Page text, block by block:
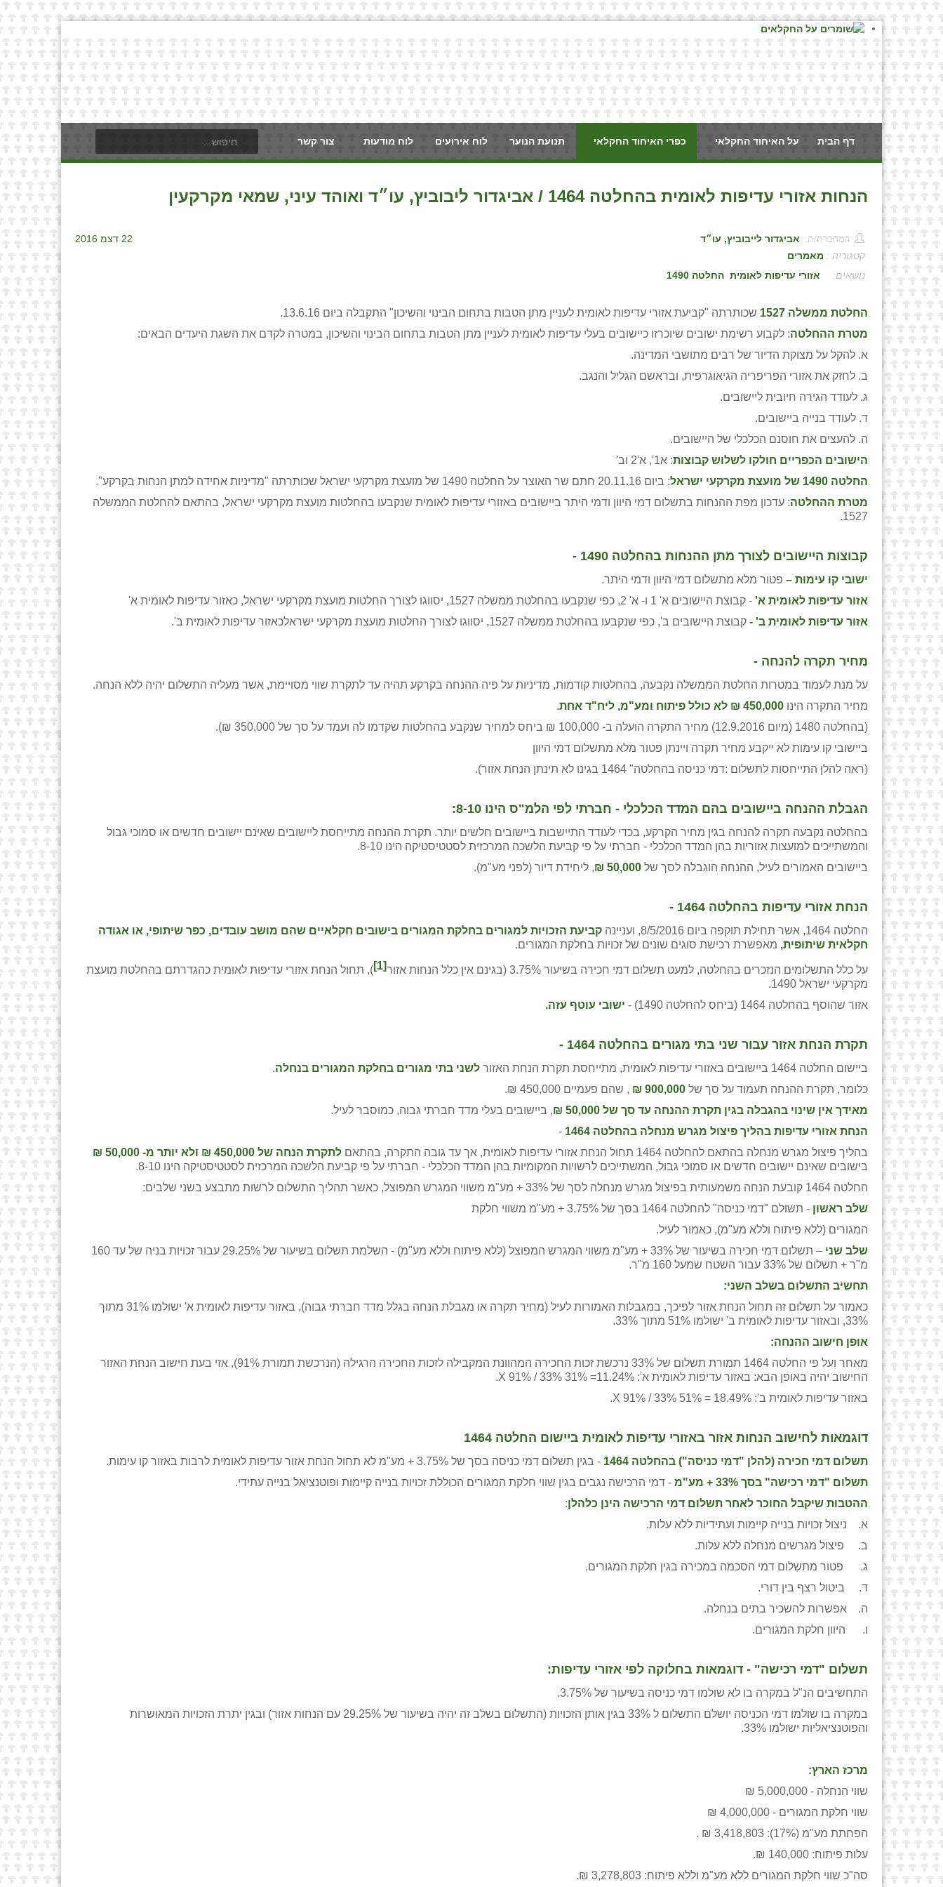
דף הבית על האיחוד החקלאי כפרי האיחוד החקלאי תנועת הנוער לוח אירועים לוח מודעות צור קשר
הנחות אזורי עדיפות לאומית בהחלטה 1464 / אביגדור ליבוביץ, עו״ד ואוהד עיני, שמאי מקרקעין
22 דצמ 2016 המחברת/ת: אביגדור לייבוביץ, עו״ד
קטגוריה : מאמרים
:
אזורי עדיפות לאומית החלטה 1490
החלטת ממשלה 1527
שכותרתה "קביעת אזורי עדיפות לאומית לעניין מתן הטבות בתחום הבינוי והשיכון" התקבלה ביום 13.6.16.
מטרת ההחלטה: לקבוע רשימת ישובים שיוכרזו כיישובים בעלי עדיפות לאומית לעניין מתן הטבות בתחום הבינוי והשיכון, במטרה לקדם את השגת היעדים הבאים:
א. להקל על מצוקת הדיור של רבים מתושבי המדינה.
ב. לחזק את אזורי הפריפריה הגיאוגרפית, ובראשם הגליל והנגב.
ג. לעודד הגירה חיובית ליישובים.
ד. לעודד בנייה ביישובים.
ה. להעצים את חוסנם הכלכלי של היישובים.
הישובים הכפריים חולקו לשלוש קבוצות: א1', א'2 וב'
החלטה 1490 של מועצת מקרקעי ישראל
: ביום 20.11.16 חתם שר האוצר על החלטה 1490 של מועצת מקרקעי ישראל שכותרתה "מדיניות אחידה למתן הנחות בקרקע".
מטרת ההחלטה: עדכון מפת ההנחות בתשלום דמי היוון ודמי היתר ביישובים באזורי עדיפות לאומית שנקבעו בהחלטות מועצת מקרקעי ישראל, בהתאם להחלטת הממשלה
1527.
קבוצות היישובים לצורך מתן ההנחות בהחלטה 1490 -
ישובי קו עימות – פטור מלא מתשלום דמי היוון ודמי היתר.
אזור עדיפות לאומית א' - קבוצת היישובים א' 1 ו- א' 2, כפי שנקבעו בהחלטת ממשלה 1527, יסווגו לצורך החלטות מועצת מקרקעי ישראל, כאזור עדיפות לאומית א'
אזור עדיפות לאומית ב' - קבוצת היישובים ב', כפי שנקבעו בהחלטת ממשלה 1527, יסווגו לצורך החלטות מועצת מקרקעי ישראלכאזור עדיפות לאומית ב'.
מחיר תקרה להנחה -
על מנת לעמוד במטרות החלטת הממשלה נקבעה, בהחלטות קודמות, מדיניות על פיה ההנחה בקרקע תהיה עד לתקרת שווי מסויימת, אשר מעליה התשלום יהיה ללא הנחה.
מחיר התקרה הינו 450,000 ₪ לא כולל פיתוח ומע"מ, ליח"ד אחת
.
(בהחלטה 1480 (מיום 12.9.2016) מחיר התקרה הועלה ב- 100,000 ₪ ביחס למחיר שנקבע בהחלטות שקדמו לה ועמד על סך של 350,000 ₪).
ביישובי קו עימות לא ייקבע מחיר תקרה ויינתן פטור מלא מתשלום דמי היוון
(ראה להלן התייחסות לתשלום :דמי כניסה בהחלטה" 1464 בגינו לא תינתן הנחת אזור).
הגבלת ההנחה ביישובים בהם המדד הכלכלי - חברתי לפי הלמ"ס הינו 8-10 :
בהחלטה נקבעה תקרה להנחה בגין מחיר הקרקע, בכדי לעודד התיישבות ביישובים חלשים יותר. תקרת ההנחה מתייחסת ליישובים שאינם יישובים חדשים או סמוכי גבול
והמשתייכים למועצות אזוריות בהן המדד הכלכלי - חברתי על פי קביעת הלשכה המרכזית לסטטיסטיקה הינו 8-10.
ביישובים האמורים לעיל, ההנחה הוגבלה לסך של 50,000 ₪ , ליחידת דיור (לפני מע"מ).
הנחת אזורי עדיפות בהחלטה 1464 -
החלטה 1464, אשר תחילת תוקפה ביום 8/5/2016, ועניינה
קביעת הזכויות למגורים בחלקת המגורים בישובים חקלאיים שהם מושב עובדים, כפר שיתופי, או אגודה
חקלאית שיתופית, מאפשרת רכישת סוגים שונים של זכויות בחלקת המגורים.
על כלל התשלומים הנזכרים בהחלטה, למעט תשלום דמי חכירה בשיעור 3.75% (בגינם אין כלל הנחות אזור [1]
), תחול הנחת אזורי עדיפות לאומית כהגדרתם בהחלטת מועצת
מקרקעי ישראל 1490.
אזור שהוסף בהחלטה 1464 (ביחס להחלטה 1490) -
ישובי עוטף עזה.
תקרת הנחת אזור עבור שני בתי מגורים בהחלטה 1464 -
ביישום החלטה 1464 ביישובים באזורי עדיפות לאומית, מתייחסת תקרת הנחת האזור לשני בתי מגורים בחלקת המגורים בנחלה.
כלומר, תקרת ההנחה תעמוד על סך של 900,000 ₪
, שהם פעמיים 450,000 ₪.
מאידך אין שינוי בהגבלה בגין תקרת ההנחה עד סך של 50,000 ₪
, ביישובים בעלי מדד חברתי גבוה, כמוסבר לעיל.
הנחת אזורי עדיפות בהליך פיצול מגרש מנחלה בהחלטה 1464
-
בהליך פיצול מגרש מנחלה בהתאם להחלטה 1464 תחול הנחת אזורי עדיפות לאומית, אך עד גובה התקרה, בהתאם
לתקרת הנחה של 450,000 ₪ ולא יותר מ- 50,000 ₪
בישובים שאינם יישובים חדשים או סמוכי גבול, המשתייכים לרשויות המקומיות בהן המדד הכלכלי - חברתי על פי קביעת הלשכה המרכזית לסטטיסטיקה הינו 8-10.
החלטה 1464 קובעת הנחה משמעותית בפיצול מגרש מנחלה לסך של 33% + מע"מ משווי המגרש המפוצל, כאשר תהליך התשלום לרשות מתבצע בשני שלבים:
שלב ראשון - תשולם "דמי כניסה" להחלטה 1464 בסך של 3.75% + מע"מ משווי חלקת
המגורים (ללא פיתוח וללא מע"מ), כאמור לעיל.
שלב שני
– תשלום דמי חכירה בשיעור של 33% + מע"מ משווי המגרש המפוצל (ללא פיתוח וללא מע"מ) - השלמת תשלום בשיעור של 29.25% עבור זכויות בניה של עד 160
מ"ר + תשלום של 33% עבור השטח שמעל 160 מ"ר.
תחשיב התשלום בשלב השני:
כאמור על תשלום זה תחול הנחת אזור לפיכך, במגבלות האמורות לעיל (מחיר תקרה או מגבלת הנחה בגלל מדד חברתי גבוה), באזור עדיפות לאומית א' ישולמו 31% מתוך
33%, ובאזור עדיפות לאומית ב' ישולמו 51% מתוך 33%.
אופן חישוב ההנחה:
מאחר ועל פי החלטה 1464 תמורת תשלום של 33% נרכשת זכות החכירה המהוונת המקבילה לזכות החכירה הרגילה (הנרכשת תמורת 91%), אזי בעת חישוב הנחת האזור
החישוב יהיה באופן הבא: באזור עדיפות לאומית א': 11.24%= 31% X 91% / 33%.
באזור עדיפות לאומית ב': 18.49% = 51% X 91% / 33%.
דוגמאות לחישוב הנחות אזור באזורי עדיפות לאומית ביישום החלטה 1464
תשלום דמי חכירה (להלן "דמי כניסה") בהחלטה 1464
- בגין תשלום דמי כניסה בסך של 3.75% + מע"מ לא תחול הנחת אזור עדיפות לאומית לרבות באזור קו עימות.
תשלום "דמי רכישה" בסך 33% + מע"מ
- דמי הרכישה נגבים בגין שווי חלקת המגורים הכוללת זכויות בנייה קיימות ופוטנציאל בנייה עתידי.
ההטבות שיקבל החוכר לאחר תשלום דמי הרכישה הינן כלהלן:
א. ניצול זכויות בנייה קיימות ועתידיות ללא עלות.
ב. פיצול מגרשים מנחלה ללא עלות.
ג. פטור מתשלום דמי הסכמה במכירה בגין חלקת המגורים.
ד. ביטול רצף בין דורי.
ה. אפשרות להשכיר בתים בנחלה.
ו. היוון חלקת המגורים.
תשלום "דמי רכישה" - דוגמאות בחלוקה לפי אזורי עדיפות:
התחשיבים הנ"ל במקרה בו לא שולמו דמי כניסה בשיעור של 3.75%.
במקרה בו שולמו דמי הכניסה יושלם התשלום ל 33% בגין אותן הזכויות (התשלום בשלב זה יהיה בשיעור של 29.25% עם הנחות אזור) ובגין יתרת הזכויות המאושרות
והפוטנציאליות ישולמו 33%.
מרכז הארץ:
שווי הנחלה - 5,000,000 ₪
שווי חלקת המגורים - 4,000,000 ₪
הפחתת מע"מ (17%): 3,418,803 ₪ .
עלות פיתוח: 140,000 ₪.
סה"כ שווי חלקת המגורים ללא מע"מ וללא פיתוח: 3,278,803 ₪.